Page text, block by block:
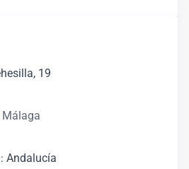
19
Málaga
Andalucía